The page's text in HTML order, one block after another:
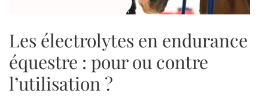
Les électrolytes en endurance
équestre : pour ou contre
l’utilisation ?